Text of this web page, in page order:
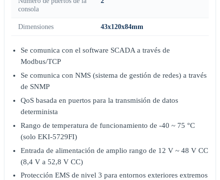
consola
Dimensiones 43x120x84mm
Se comunica con el software SCADA a través de
Modbus/TCP
Se comunica con NMS (sistema de gestión de redes) a través
de SNMP
QoS basada en puertos para la transmisión de datos
determinista
Rango de temperatura de funcionamiento de -40 ~ 75 °C
(solo EKI-5729FI)
Entrada de alimentación de amplio rango de 12 V ~ 48 V CC
(8,4 V a 52,8 V CC)
Protección EMS de nivel 3 para entornos exteriores extremos